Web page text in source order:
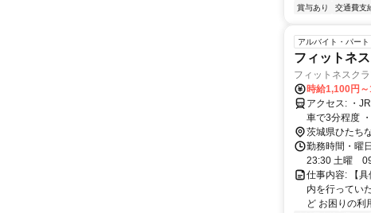
賞与あり
交通費支
アルバイト・パート
フィットネ
フィットネスク
時給1,100円
アクセス: ・JR「勝田駅」から車で5分程度 ・ひたちなか海浜鉄道湊線「金上駅」
車で3分程度
茨城県ひたち
勤務時間・曜
23:30 土曜
仕事内容: 【
内を行ってい
ど お困りの利